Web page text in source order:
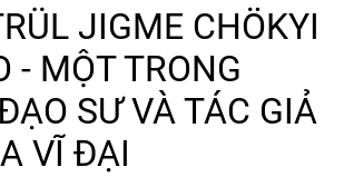
JIGME CHÖKYI
- MỘT TRONG
SƯ VÀ TÁC GIẢ
VĨ ĐẠI